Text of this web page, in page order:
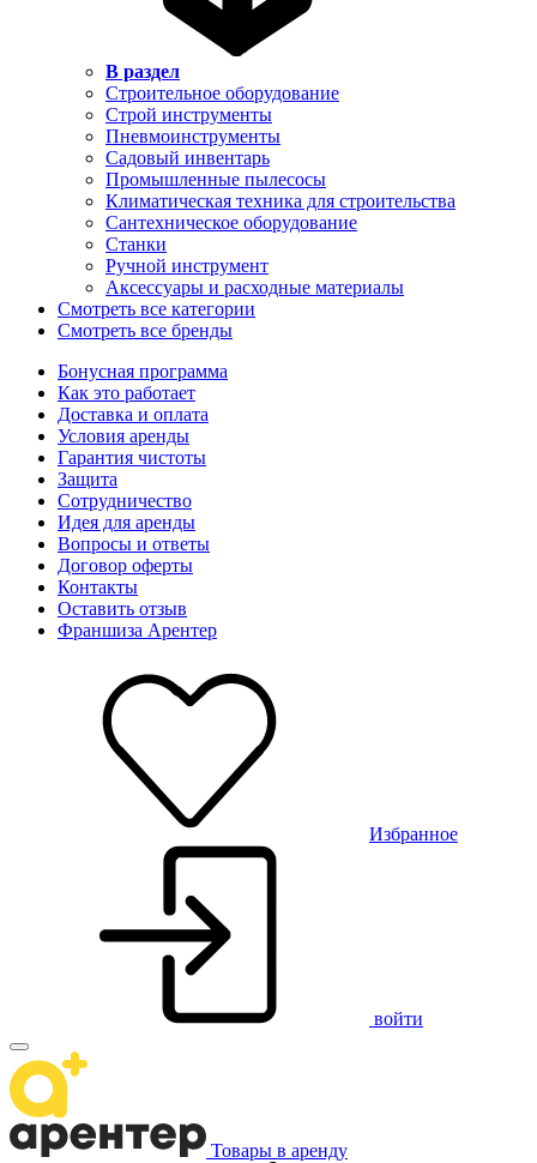
В раздел
Строительное оборудование
Строй инструменты
Пневмоинструменты
Садовый инвентарь
Промышленные пылесосы
Климатическая техника для строительства
Сантехническое оборудование
Станки
Ручной инструмент
Аксессуары и расходные материалы
Смотреть все категории
Смотреть все бренды
Бонусная программа
Как это работает
Доставка и оплата
Условия аренды
Гарантия чистоты
Защита
Сотрудничество
Идея для аренды
Вопросы и ответы
Договор оферты
Контакты
Оставить отзыв
Франшиза Арентер
Избранное
войти
Товары в аренду